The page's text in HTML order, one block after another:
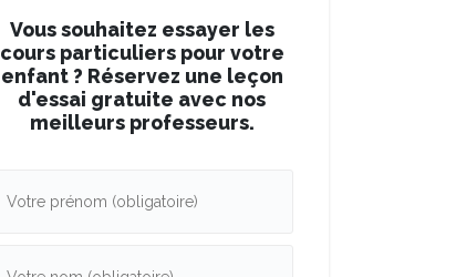
Vous souhaitez essayer les
cours particuliers pour votre
enfant ? Réservez une leçon
d'essai gratuite avec nos
meilleurs professeurs.